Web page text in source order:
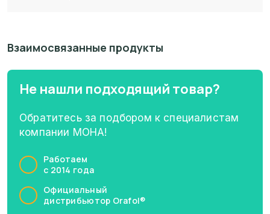
Взаимосвязанные продукты
Не нашли подходящий товар?
Обратитесь за подбором к специалистам
компании МОНА!
Работаем
с 2014 года
Официальный
дистрибьютор Orafol®